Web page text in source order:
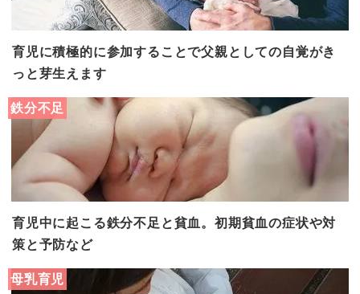
育児に積極的に参加することで父親としての自覚がき
っと芽生えます
鉄分不足
育児中に起こる鉄分不足と貧血。初期貧血の症状や対
策と予防など
母乳育児